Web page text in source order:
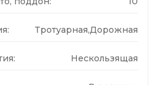
Тротуарная,Дорожная
Нескользящая